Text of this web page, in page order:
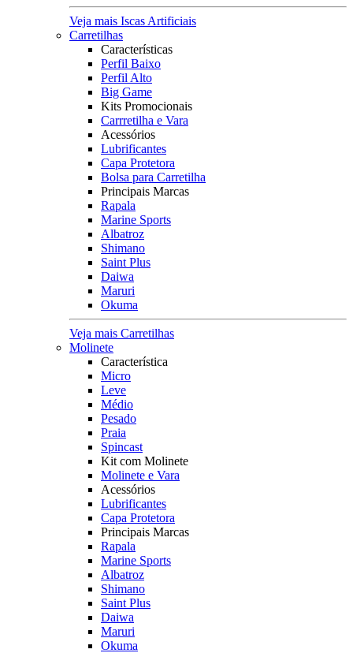
Veja mais Iscas Artificiais
Carretilhas
Características
Perfil Baixo
Perfil Alto
Big Game
Kits Promocionais
Carrretilha e Vara
Acessórios
Lubrificantes
Capa Protetora
Bolsa para Carretilha
Principais Marcas
Rapala
Marine Sports
Albatroz
Shimano
Saint Plus
Daiwa
Maruri
Okuma
Veja mais Carretilhas
Molinete
Característica
Micro
Leve
Médio
Pesado
Praia
Spincast
Kit com Molinete
Molinete e Vara
Acessórios
Lubrificantes
Capa Protetora
Principais Marcas
Rapala
Marine Sports
Albatroz
Shimano
Saint Plus
Daiwa
Maruri
Okuma